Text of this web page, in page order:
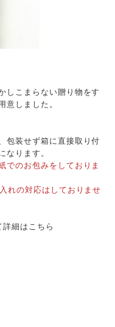
しこまらない贈り物をす
意しました。
包装せず箱に直接取り付
なります。
でのお包みをしておりま
れの対応はしておりませ
詳細はこちら